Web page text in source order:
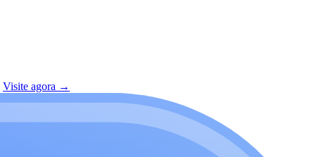
Visite agora →